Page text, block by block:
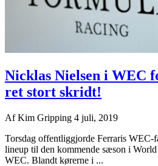
Nicklas Nielsen i WEC
ret stort skridt!
AfKim Gripping 4 juli, 2019
Torsdag offentliggjorde Ferraris WEC-
lineup til den kommende sæson i
WEC. Blandt kørerne i ...